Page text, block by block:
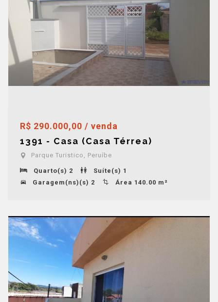
R$ 290.000,00 / venda
1391 - Casa (Casa Térrea)
Parque Turistico, Peruíbe
Quarto(s) 2
Suíte(s) 1
Garagem(ns)(s) 2
Área 140.00 m²